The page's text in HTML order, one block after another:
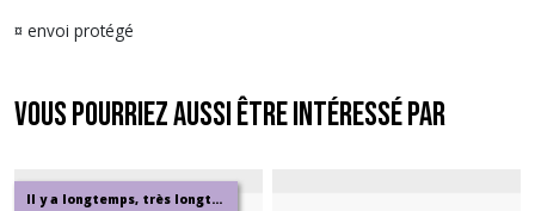
¤ envoi protégé
Vous pourriez aussi être intéressé par
Il y a longtemps, très longtemps...